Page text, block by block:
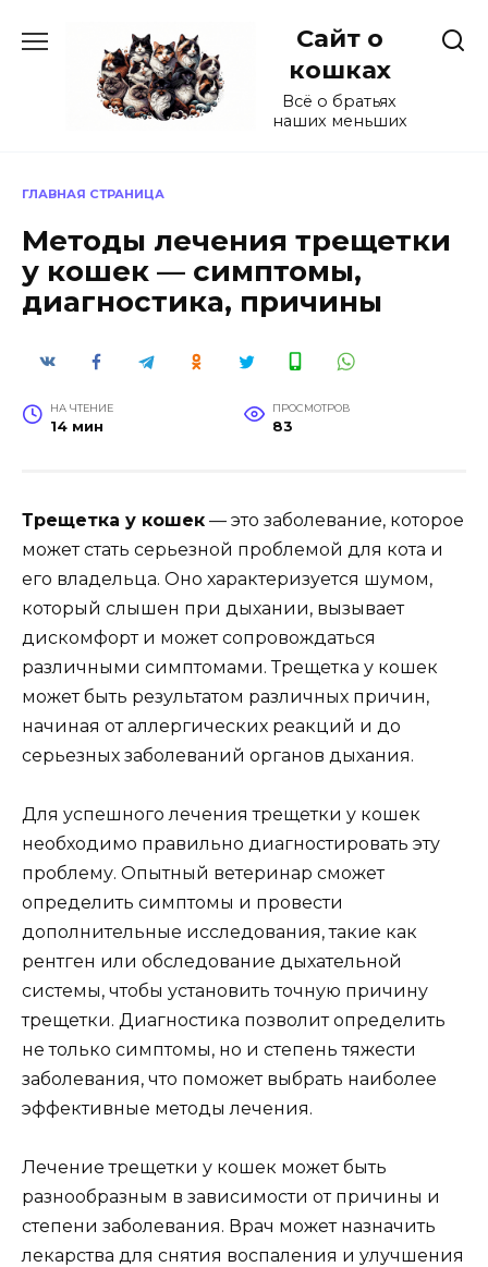
содержанию
Сайт о
кошках
Всё о братьях
наших меньших
ГЛАВНАЯ СТРАНИЦА
Методы лечения трещетки
у кошек — симптомы,
диагностика, причины
НА ЧТЕНИЕ
14 мин
ПРОСМОТРОВ
83
Трещетка у кошек — это заболевание, которое
может стать серьезной проблемой для кота и
его владельца. Оно характеризуется шумом,
который слышен при дыхании, вызывает
дискомфорт и может сопровождаться
различными симптомами. Трещетка у кошек
может быть результатом различных причин,
начиная от аллергических реакций и до
серьезных заболеваний органов дыхания.
Для успешного лечения трещетки у кошек
необходимо правильно диагностировать эту
проблему. Опытный ветеринар сможет
определить симптомы и провести
дополнительные исследования, такие как
рентген или обследование дыхательной
системы, чтобы установить точную причину
трещетки. Диагностика позволит определить
не только симптомы, но и степень тяжести
заболевания, что поможет выбрать наиболее
эффективные методы лечения.
Лечение трещетки у кошек может быть
разнообразным в зависимости от причины и
степени заболевания. Врач может назначить
лекарства для снятия воспаления и улучшения